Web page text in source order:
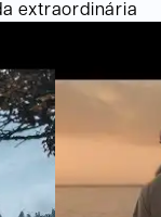
extraordinária